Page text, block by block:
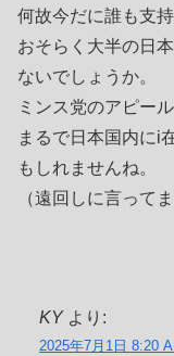
何故今だに誰も支
おそらく大半の日
ないでしょうか。
ミンス党のアピー
まるで日本国内にi
もしれませんね。
（遠回しに言って
KY より:
2025年7月1日 8:20